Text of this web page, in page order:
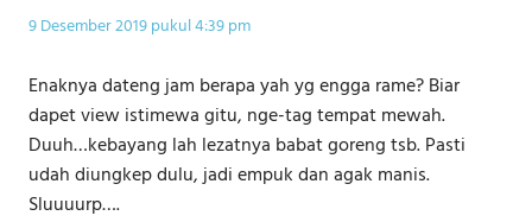
9 Desember 2019 pukul 4:39 pm
Enaknya dateng jam berapa yah yg engga rame? Biar
dapet view istimewa gitu, nge-tag tempat mewah.
Duuh…kebayang lah lezatnya babat goreng tsb. Pasti
udah diungkep dulu, jadi empuk dan agak manis.
Sluuuurp….